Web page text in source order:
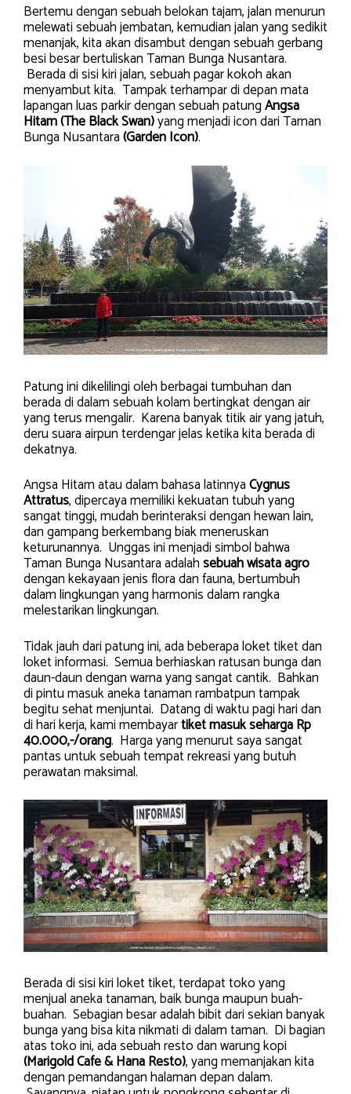
Bertemu dengan sebuah belokan tajam, jalan menurun
melewati sebuah jembatan, kemudian jalan yang sedikit
menanjak, kita akan disambut dengan sebuah gerbang
besi besar bertuliskan Taman Bunga Nusantara.
Berada di sisi kiri jalan, sebuah pagar kokoh akan
menyambut kita. Tampak terhampar di depan mata
lapangan luas parkir dengan sebuah patungAngsa
Hitam (The Black Swan)yang menjadi icon dari Taman
Bunga Nusantara(Garden Icon).
Patung ini dikelilingi oleh berbagai tumbuhan dan
berada di dalam sebuah kolam bertingkat dengan air
yang terus mengalir. Karena banyak titik air yang jatuh,
deru suara airpun terdengar jelas ketika kita berada di
dekatnya.
Angsa Hitam atau dalam bahasa latinnyaCygnus
Attratus, dipercaya memiliki kekuatan tubuh yang
sangat tinggi, mudah berinteraksi dengan hewan lain,
dan gampang berkembang biak meneruskan
keturunannya. Unggas ini menjadi simbol bahwa
Taman Bunga Nusantara adalahsebuah wisata agro
dengan kekayaan jenis flora dan fauna, bertumbuh
dalam lingkungan yang harmonis dalam rangka
melestarikan lingkungan.
Tidak jauh dari patung ini, ada beberapa loket tiket dan
loket informasi. Semua berhiaskan ratusan bunga dan
daun-daun dengan warna yang sangat cantik. Bahkan
di pintu masuk aneka tanaman rambatpun tampak
begitu sehat menjuntai. Datang di waktu pagi hari dan
di hari kerja, kami membayartiket masuk seharga Rp
40.000,-/orang. Harga yang menurut saya sangat
pantas untuk sebuah tempat rekreasi yang butuh
perawatan maksimal.
Berada di sisi kiri loket tiket, terdapat toko yang
menjual aneka tanaman, baik bunga maupun buah-
buahan. Sebagian besar adalah bibit dari sekian banyak
bunga yang bisa kita nikmati di dalam taman. Di bagian
atas toko ini, ada sebuah resto dan warung kopi
(Marigold Cafe & Hana Resto), yang memanjakan kita
dengan pemandangan halaman depan dalam.